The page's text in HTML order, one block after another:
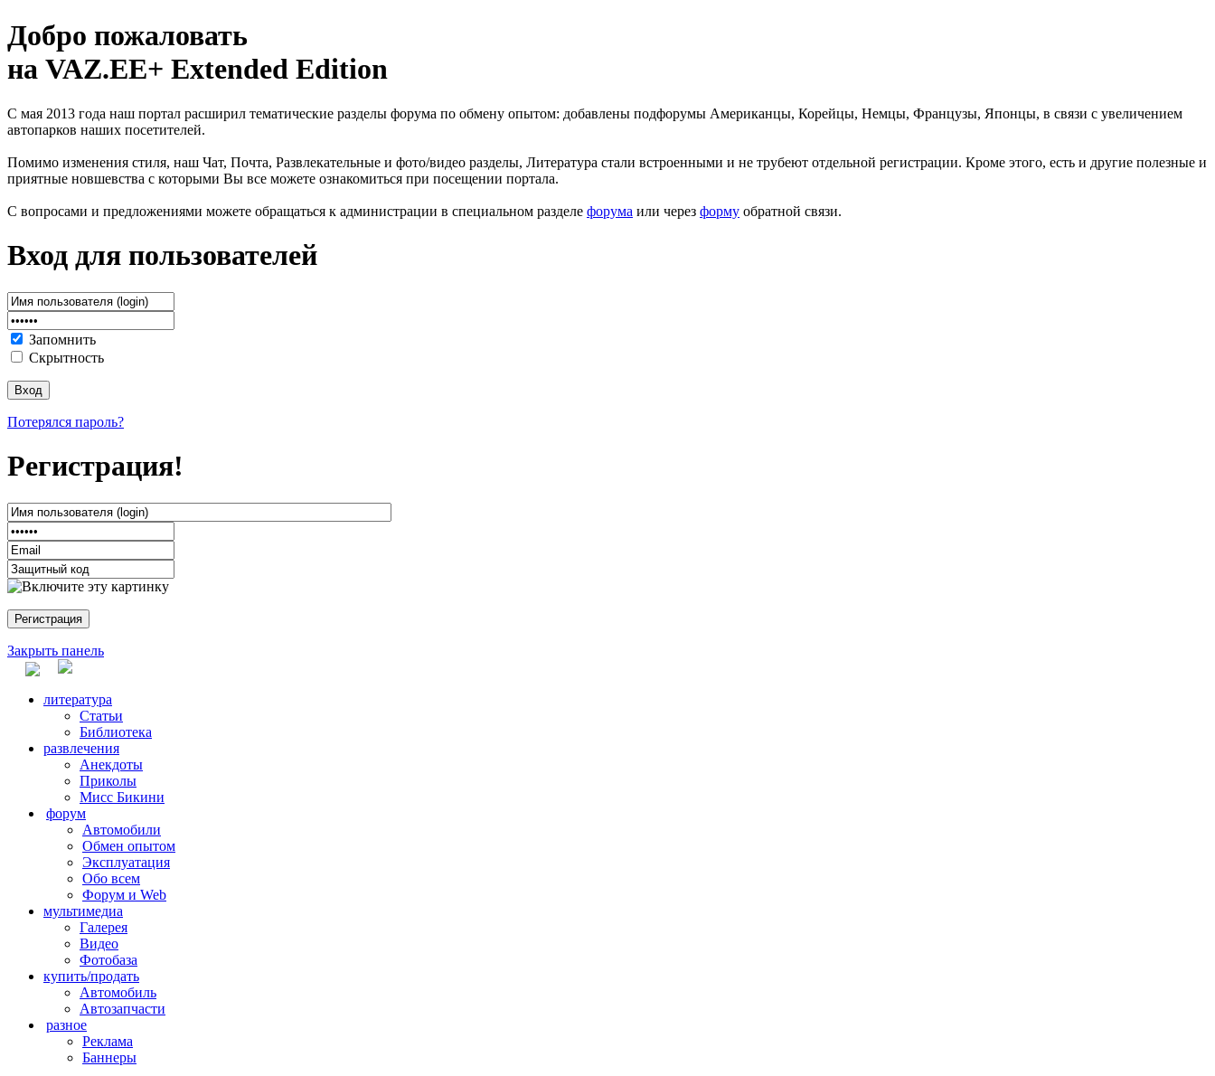
Добро пожаловать
на VAZ.EE+ Extended Edition
С мая 2013 года наш портал расширил тематические разделы форума по обмену опытом: добавлены подфорумы Американцы, Корейцы, Немцы, Французы, Японцы, в связи с увеличением
автопарков наших посетителей.
Помимо изменения стиля, наш Чат, Почта, Развлекательные и фото/видео разделы, Литература стали встроенными и не трубеют отдельной регистрации. Кроме этого, есть и другие полезные и
приятные новшевства с которыми Вы все можете ознакомиться при посещении портала.
С вопросами и предложениями можете обращаться к администрации в специальном разделе форума или через форму обратной связи.
Вход для пользователей
Запомнить
Скрытность
Потерялся пароль?
Регистрация!
Закрыть панель
литература
Статьи
Библиотека
развлечения
Анекдоты
Приколы
Мисс Бикини
форум
Автомобили
Обмен опытом
Эксплуатация
Обо всем
Форум и Web
мультимедиа
Галерея
Видео
Фотобаза
купить/продать
Автомобиль
Автозапчасти
разное
Реклама
Баннеры